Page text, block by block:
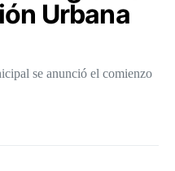
Urbana
se anunció el comienzo